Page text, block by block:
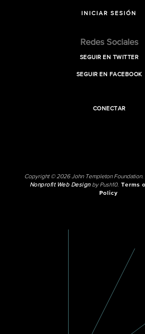
INICIAR SESIÓN
Redes Sociales
SEGUIR EN TWITTER
SEGUIR EN FACEBOOK
CONECTAR
Copyright © 2026 John Templeton
Nonprofit Web Designby Push10. Terms
Policy